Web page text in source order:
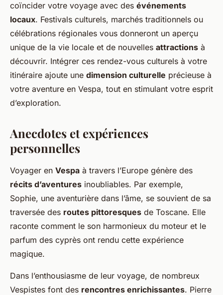
coïncider votre voyage avec des événements
locaux. Festivals culturels, marchés traditionnels ou
célébrations régionales vous donneront un aperçu
unique de la vie locale et de nouvelles attractions à
découvrir. Intégrer ces rendez-vous culturels à votre
itinéraire ajoute une dimension culturelle précieuse à
votre aventure en Vespa, tout en stimulant votre esprit
d’exploration.
Anecdotes et expériences
personnelles
Voyager en Vespa à travers l’Europe génère des
récits d’aventures inoubliables. Par exemple,
Sophie, une aventurière dans l’âme, se souvient de sa
traversée des routes pittoresques de Toscane. Elle
raconte comment le son harmonieux du moteur et le
parfum des cyprès ont rendu cette expérience
magique.
Dans l’enthousiasme de leur voyage, de nombreux
Vespistes font des rencontres enrichissantes. Pierre